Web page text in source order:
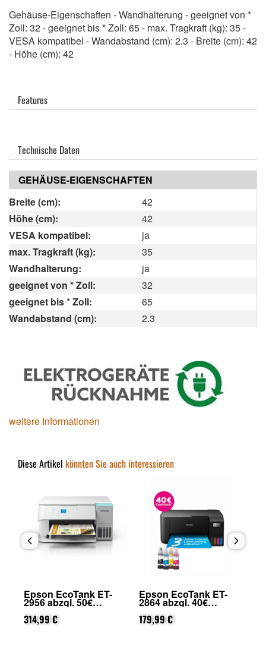
Gehäuse-Eigenschaften - Wandhalterung - geeignet von *
Zoll: 32 - geeignet bis * Zoll: 65 - max. Tragkraft (kg): 35 -
VESA kompatibel - Wandabstand (cm): 2.3 - Breite (cm): 42
- Höhe (cm): 42
Features
Technische Daten
GEHÄUSE-EIGENSCHAFTEN
Breite (cm):
42
Höhe (cm):
42
VESA kompatibel:
ja
max. Tragkraft (kg):
35
Wandhalterung:
ja
geeignet von * Zoll:
32
geeignet bis * Zoll:
65
Wandabstand (cm):
2.3
weitere Informationen
Diese Artikel könnten Sie auch interessieren
Epson EcoTank ET-
2956 abzgl. 50€
Cashback (von Epson
nach Registrierung)
314,99 €
Epson EcoTank ET-
2864 abzgl. 40€
Cashback (von Epson
nach Registrierung)
179,99 €